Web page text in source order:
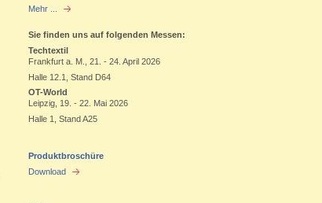
Mehr ...
Sie finden uns auf folgenden Messen:
Techtextil
Frankfurt a. M., 21. - 24. April 2026
Halle 12.1, Stand D64
OT-World
Leipzig, 19. - 22. Mai 2026
Halle 1, Stand A25
Produktbroschüre
Download